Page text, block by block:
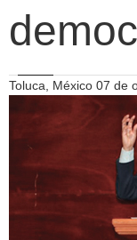
Toluca, México 07 de